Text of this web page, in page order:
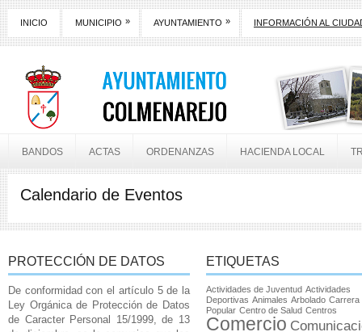
INICIO MUNICIPIO » AYUNTAMIENTO » INFORMACIÓN AL
BANDOS ACTAS ORDENANZAS HACIENDA LOCAL
Calendario de Eventos
PROTECCIÓN DE DATOS
De conformidad con el artículo 5 de la
Ley Orgánica de Protección de Datos
de Caracter Personal 15/1999, de 13
ETIQUETAS
Actividades de Juventud Actividades
Deportivas Animales Arbolado Carrera
Popular Centro de Salud Centros
Comercio